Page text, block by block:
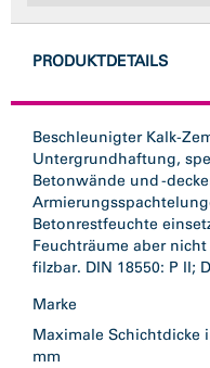
PRODUKTDETAILS
Beschleunigter Kalk-
Untergrundhaftung,
Betonwände und -
Betonrestfeuchte
Feuchträume aber
filzbar. DIN 18550: P II;
Marke
Maximale Schichtdicke
mm